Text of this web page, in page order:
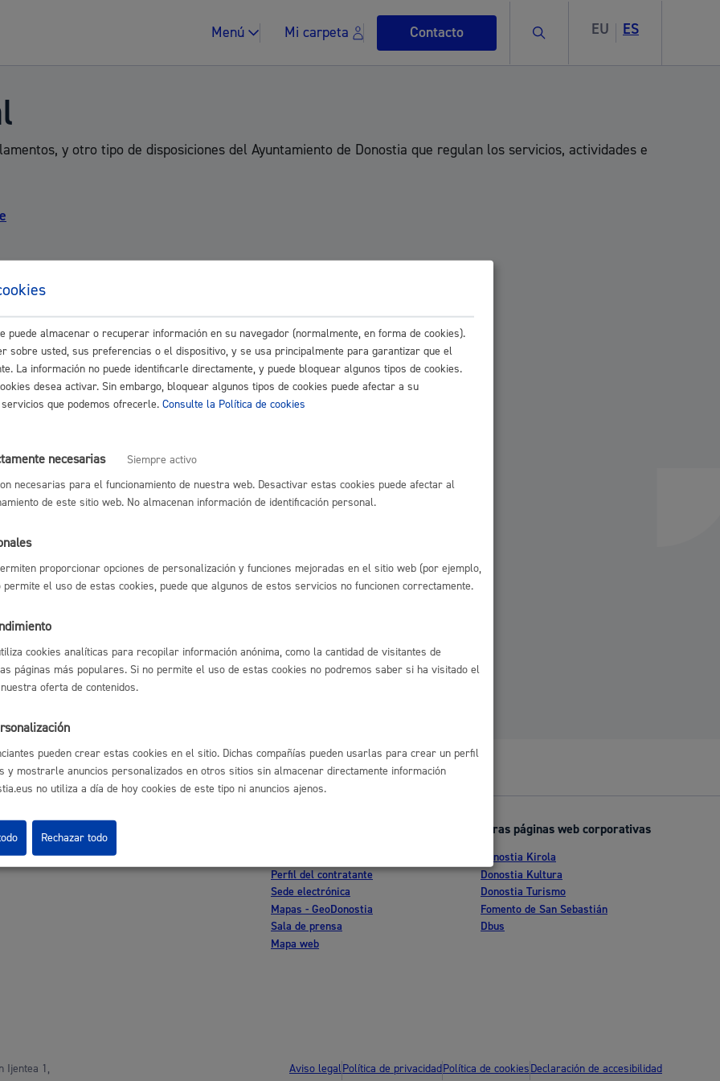
Menú Mi carpeta Contacto Buscar EU ES
Espacio público, residuos y medioambiente
Euskera
Desarrollo económico y empleo
Cultura
Turismo
Tablón de anuncios oficiales
y otro tipo de disposiciones del Ayuntamiento de Donostia que regulan los servicios, actividades e
Humanos
Perfil del contratante
Sede electrónica
Mapas - GeoDonostia
Sala de prensa
Mapa web
Otras páginas web corporativas
Donostia Kirola
Donostia Kultura
Donostia Turismo
Fomento de San Sebastián
Dbus
Ijentea 1,
Aviso legalPolítica de privacidadPolítica de cookiesDeclaración de accesibilidad
puede almacenar o recuperar información en su navegador (normalmente, en forma de cookies).
sobre usted, sus preferencias o el dispositivo, y se usa principalmente para garantizar que el
La información no puede identificarle directamente, y puede bloquear algunos tipos de cookies.
desea activar. Sin embargo, bloquear algunos tipos de cookies puede afectar a su
que podemos ofrecerle. Consulte la Política de cookies
necesarias
Siempre activo
necesarias para el funcionamiento de nuestra web. Desactivar estas cookies puede afectar al
de este sitio web. No almacenan información de identificación personal.
proporcionar opciones de personalización y funciones mejoradas en el sitio web (por ejemplo,
permite el uso de estas cookies, puede que algunos de estos servicios no funcionen correctamente.
cookies analíticas para recopilar información anónima, como la cantidad de visitantes de
páginas más populares. Si no permite el uso de estas cookies no podremos saber si ha visitado el
oferta de contenidos.
pueden crear estas cookies en el sitio. Dichas compañías pueden usarlas para crear un perfil
y mostrarle anuncios personalizados en otros sitios sin almacenar directamente información
no utiliza a día de hoy cookies de este tipo ni anuncios ajenos.
Rechazar todo